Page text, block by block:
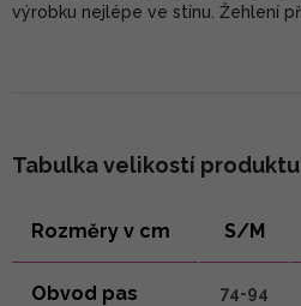
výrobku nejlépe ve stínu. Žehlení
Tabulka velikostí produktu
Rozměry v cm S/M
Obvod pas 74-94